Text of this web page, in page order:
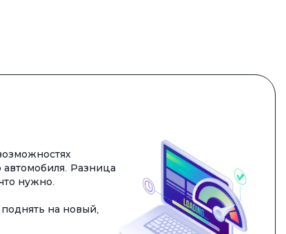
автомобиля. Разница
нужно.
поднять на новый,